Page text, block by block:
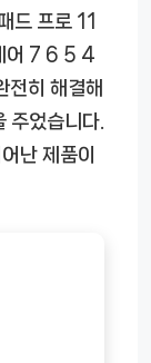
드 프로 11
어 7 6 5 4
전히 해결해
주었습니다.
난 제품이